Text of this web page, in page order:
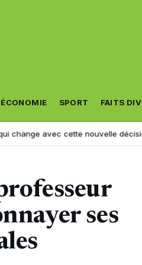
ÉCONOMIE SPORT FAITS
cette nouvelle décision «
ses